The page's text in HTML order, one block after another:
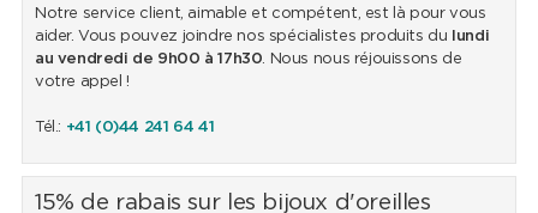
Notre service client, aimable et compétent, est là pour vous
aider. Vous pouvez joindre nos spécialistes produits du
lundi
au vendredi de 9h00 à 17h30. Nous nous réjouissons de
votre appel !
Tél.: +41 (0)44 241 64 41
15% de rabais sur les bijoux d'oreilles